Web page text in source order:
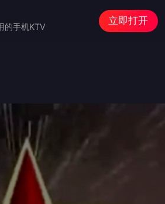
的手机KTV
立即打开